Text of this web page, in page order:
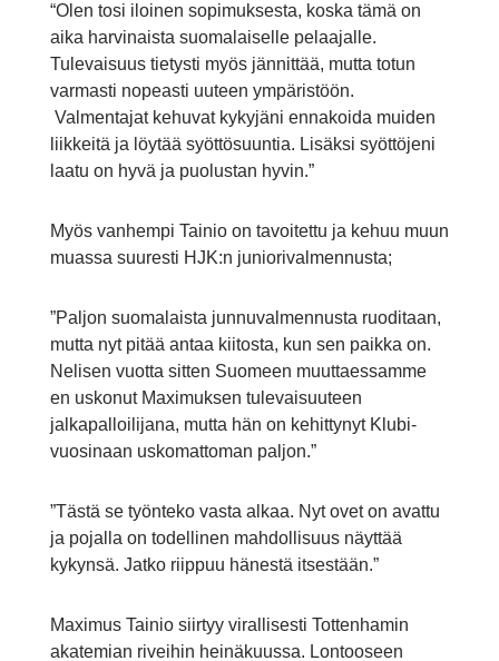
“Olen tosi iloinen sopimuksesta, koska tämä on
aika harvinaista suomalaiselle pelaajalle.
Tulevaisuus tietysti myös jännittää, mutta totun
varmasti nopeasti uuteen ympäristöön.
Valmentajat kehuvat kykyjäni ennakoida muiden
liikkeitä ja löytää syöttösuuntia. Lisäksi syöttöjeni
laatu on hyvä ja puolustan hyvin.”
Myös vanhempi Tainio on tavoitettu ja kehuu muun
muassa suuresti HJK:n juniorivalmennusta;
”Paljon suomalaista junnuvalmennusta ruoditaan,
mutta nyt pitää antaa kiitosta, kun sen paikka on.
Nelisen vuotta sitten Suomeen muuttaessamme
en uskonut Maximuksen tulevaisuuteen
jalkapalloilijana, mutta hän on kehittynyt Klubi-
vuosinaan uskomattoman paljon.”
”Tästä se työnteko vasta alkaa. Nyt ovet on avattu
ja pojalla on todellinen mahdollisuus näyttää
kykynsä. Jatko riippuu hänestä itsestään.”
Maximus Tainio siirtyy virallisesti Tottenhamin
akatemian riveihin heinäkuussa. Lontooseen